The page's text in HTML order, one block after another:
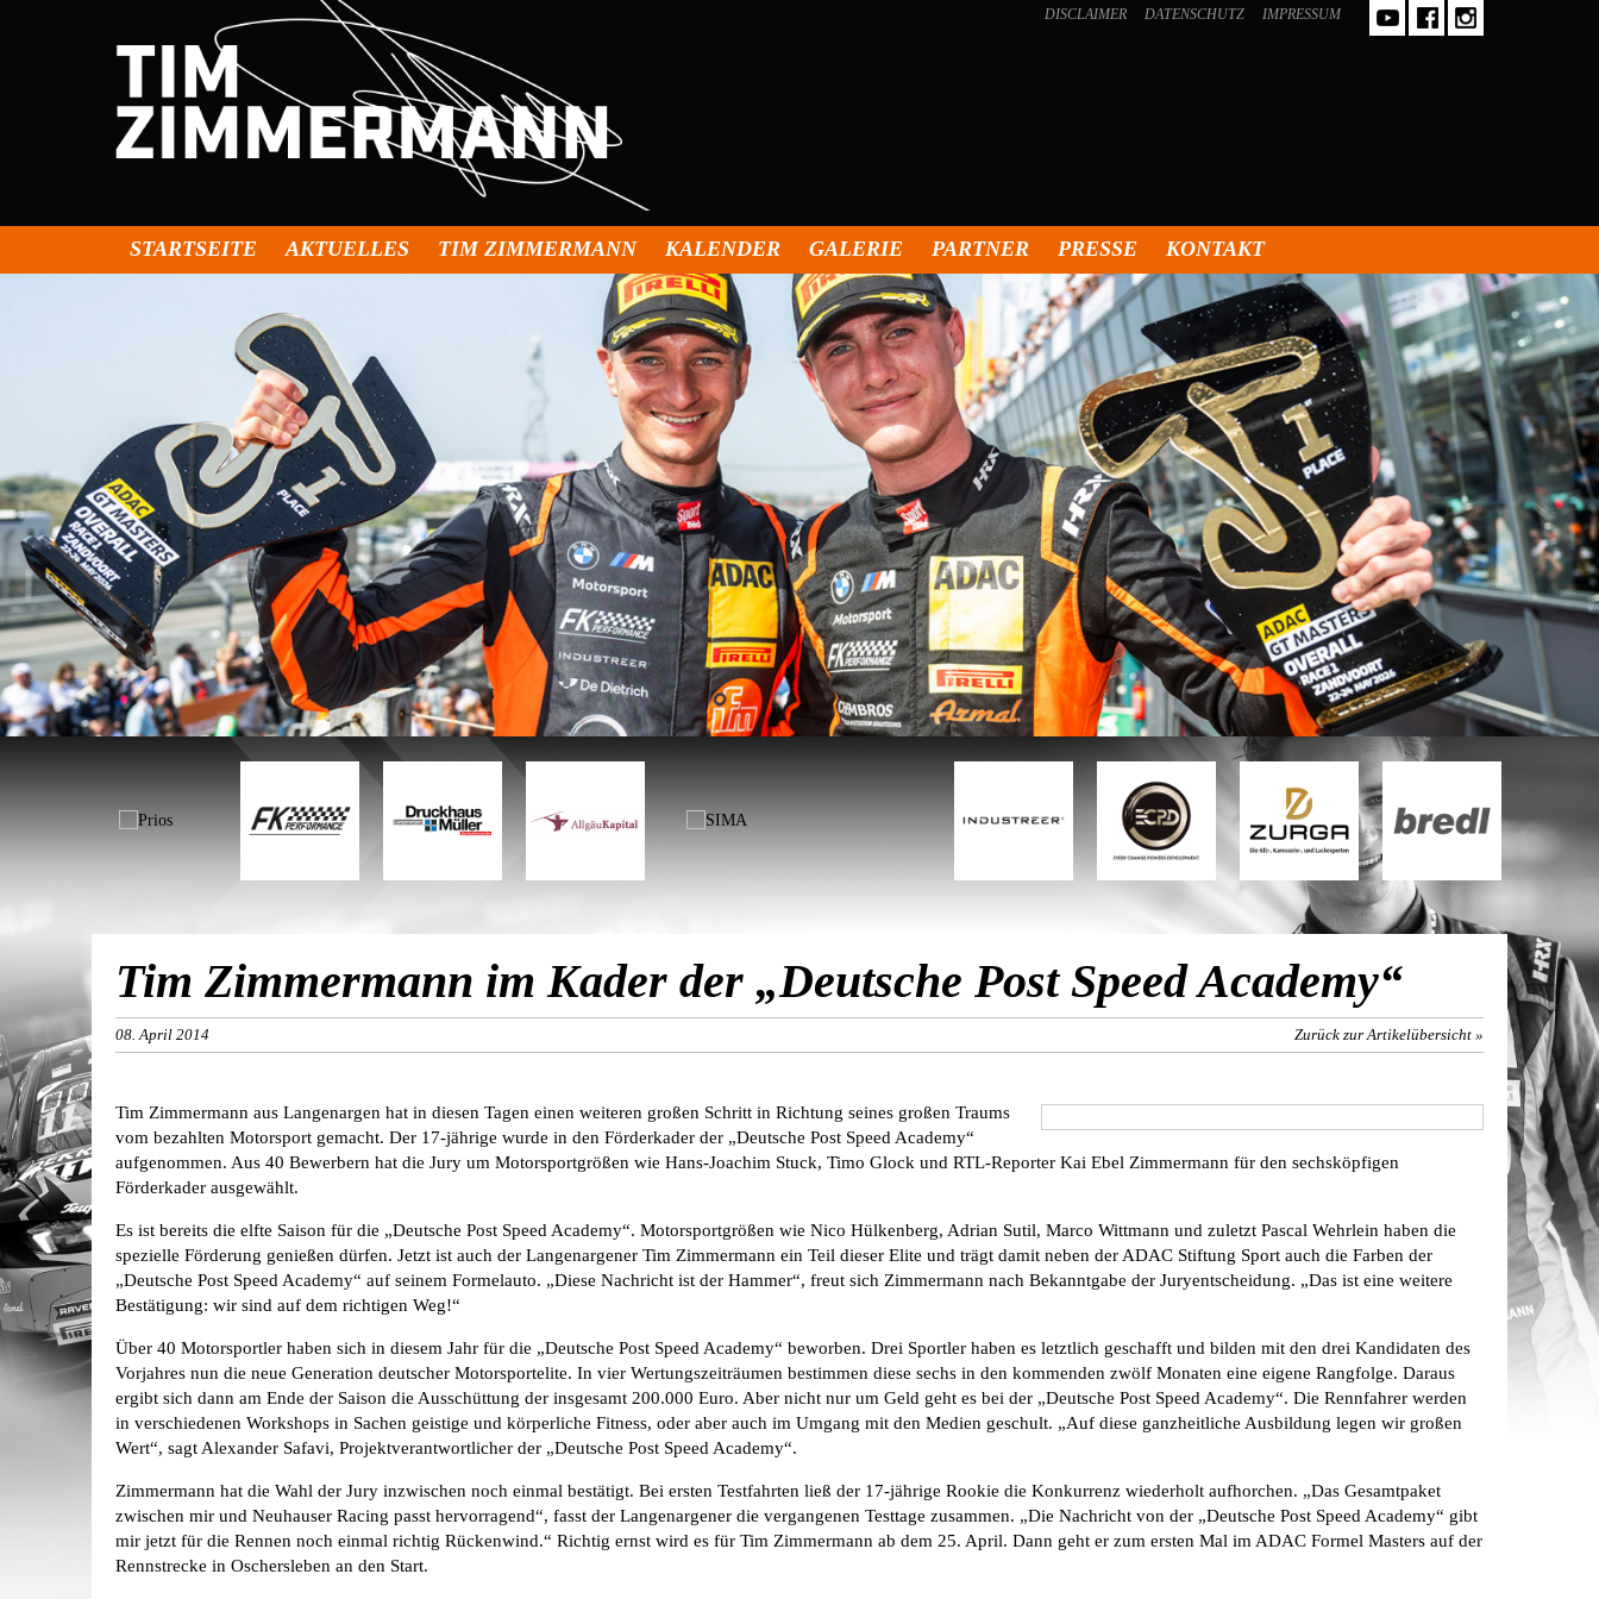
DISCLAIMER DATENSCHUTZ IMPRESSUM
STARTSEITE AKTUELLES TIM ZIMMERMANN KALENDER GALERIE PARTNER PRESSE KONTAKT
Tim Zimmermann im Kader der „Deutsche Post Speed Academy“
08. April 2014 Zurück zur Artikelübersicht »
Tim Zimmermann aus Langenargen hat in diesen Tagen einen weiteren großen Schritt in Richtung seines großen Traums
vom bezahlten Motorsport gemacht. Der 17-jährige wurde in den Förderkader der „Deutsche Post Speed Academy“
aufgenommen. Aus 40 Bewerbern hat die Jury um Motorsportgrößen wie Hans-Joachim Stuck, Timo Glock und RTL-Reporter Kai Ebel Zimmermann für den sechsköpfigen
Förderkader ausgewählt.
Es ist bereits die elfte Saison für die „Deutsche Post Speed Academy“. Motorsportgrößen wie Nico Hülkenberg, Adrian Sutil, Marco Wittmann und zuletzt Pascal Wehrlein haben die
spezielle Förderung genießen dürfen. Jetzt ist auch der Langenargener Tim Zimmermann ein Teil dieser Elite und trägt damit neben der ADAC Stiftung Sport auch die Farben der
„Deutsche Post Speed Academy“ auf seinem Formelauto. „Diese Nachricht ist der Hammer“, freut sich Zimmermann nach Bekanntgabe der Juryentscheidung. „Das ist eine weitere
Bestätigung: wir sind auf dem richtigen Weg!“
Über 40 Motorsportler haben sich in diesem Jahr für die „Deutsche Post Speed Academy“ beworben. Drei Sportler haben es letztlich geschafft und bilden mit den drei Kandidaten des
Vorjahres nun die neue Generation deutscher Motorsportelite. In vier Wertungszeiträumen bestimmen diese sechs in den kommenden zwölf Monaten eine eigene Rangfolge. Daraus
ergibt sich dann am Ende der Saison die Ausschüttung der insgesamt 200.000 Euro. Aber nicht nur um Geld geht es bei der „Deutsche Post Speed Academy“. Die Rennfahrer werden
in verschiedenen Workshops in Sachen geistige und körperliche Fitness, oder aber auch im Umgang mit den Medien geschult. „Auf diese ganzheitliche Ausbildung legen wir großen
Wert“, sagt Alexander Safavi, Projektverantwortlicher der „Deutsche Post Speed Academy“.
Zimmermann hat die Wahl der Jury inzwischen noch einmal bestätigt. Bei ersten Testfahrten ließ der 17-jährige Rookie die Konkurrenz wiederholt aufhorchen. „Das Gesamtpaket
zwischen mir und Neuhauser Racing passt hervorragend“, fasst der Langenargener die vergangenen Testtage zusammen. „Die Nachricht von der „Deutsche Post Speed Academy“ gibt
mir jetzt für die Rennen noch einmal richtig Rückenwind.“ Richtig ernst wird es für Tim Zimmermann ab dem 25. April. Dann geht er zum ersten Mal im ADAC Formel Masters auf der
Rennstrecke in Oschersleben an den Start.